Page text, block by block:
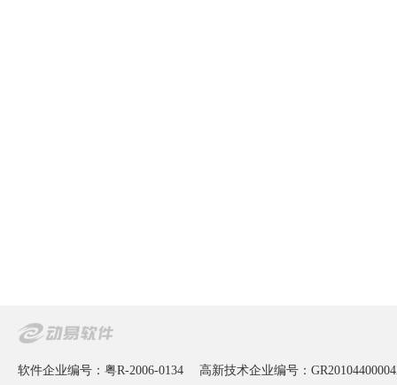
软件企业编号：粤R-2006-0134 高新技术企业编号：